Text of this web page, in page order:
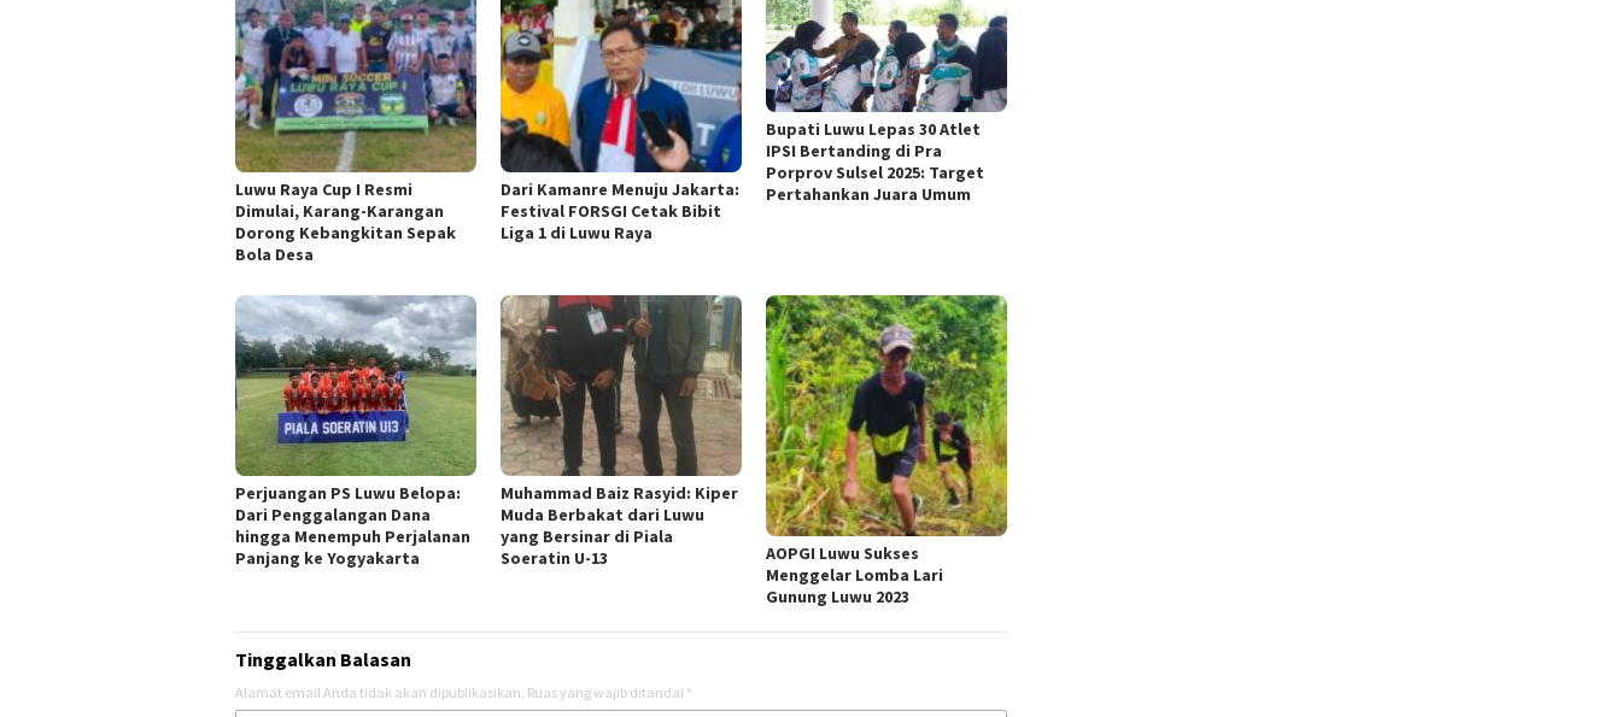
Luwu Raya Cup I Resmi
Dimulai, Karang-Karangan
Dorong Kebangkitan Sepak
Bola Desa
Dari Kamanre Menuju Jakarta:
Festival FORSGI Cetak Bibit
Liga 1 di Luwu Raya
Bupati Luwu Lepas 30 Atlet
IPSI Bertanding di Pra
Porprov Sulsel 2025: Target
Pertahankan Juara Umum
Perjuangan PS Luwu Belopa:
Dari Penggalangan Dana
hingga Menempuh Perjalanan
Panjang ke Yogyakarta
Muhammad Baiz Rasyid: Kiper
Muda Berbakat dari Luwu
yang Bersinar di Piala
Soeratin U-13
AOPGI Luwu Sukses
Menggelar Lomba Lari
Gunung Luwu 2023
Tinggalkan Balasan
Alamat email Anda tidak akan dipublikasikan. Ruas yang wajib ditandai *